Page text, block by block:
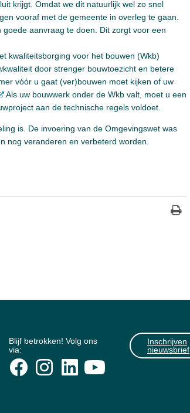
krijgt. Omdat we dit natuurlijk wel zo snel
vooraf met de gemeente in overleg te gaan.
aanvraag te doen. Dit zorgt voor een
kwaliteitsborging voor het bouwen (Wkb)
door strenger bouwtoezicht en betere
vóór u gaat (ver)bouwen moet kijken of uw
Als uw bouwwerk onder de Wkb valt, moet u een
aan de technische regels voldoet.
is. De invoering van de Omgevingswet was
nog veranderen en verbeterd worden.
Blijf betrokken! Volg ons
via:
Inschrijven
nieuwsbrief